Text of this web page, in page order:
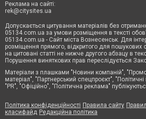
Реклама на сайті:
rek@citysites.ua
Допускається цитування матеріалів без
05134.com.ua за умови розміщення в тексті
05134.com.ua - Сайт міста Вознесенськ. Для
розміщення прямого, відкритого для пошукових
на цитовані статті не нижче другого абзацу в
Порушення виняткових прав переслідується
Матеріали з плашками "Новини компаній",
матеріал", "Партнерський спецпроєкт",
"PR", "Офіційно", "Політична реклама"
Політика конфіденційності Правила сайту
класифайд Редакційна політика